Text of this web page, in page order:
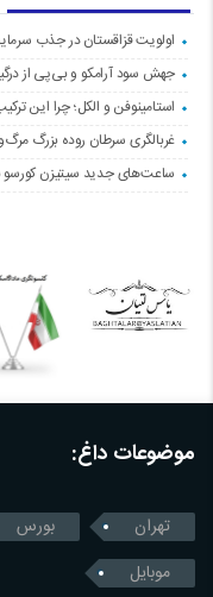
اولویت قزاقستان در جذب
جهش سود آرامکو و بی‌پی از
استامینوفن و الکل؛ چرا این
غربالگری سرطان روده بزرگ مرگ‌ومیر را تا ۵۰
ساعت‌های جدید سیتیزن کورسو
موضوعات داغ:
تهران بورس
موبایل